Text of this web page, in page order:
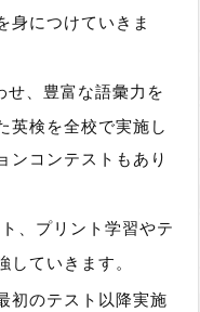
身につけていきま
、豊富な語彙力を
英検を全校で実施し
ンコンテストもあり
、プリント学習やテ
ていきます。
初のテスト以降実施